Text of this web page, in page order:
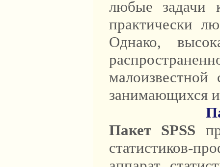
любые задачи
практически
Однако,
малоизвестной
занимающихся
Пакет SPSS
статистиков-